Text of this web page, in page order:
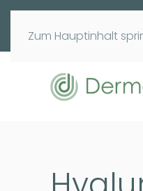
Zum Hauptinhalt
Hautarztzentrum